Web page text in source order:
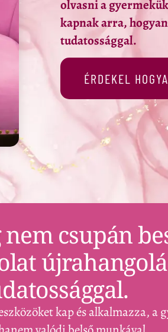
olvasni a
kapnak arra,
tudatossággal.
ÉRDEKEL
csupán
kap és alkalmazza, a